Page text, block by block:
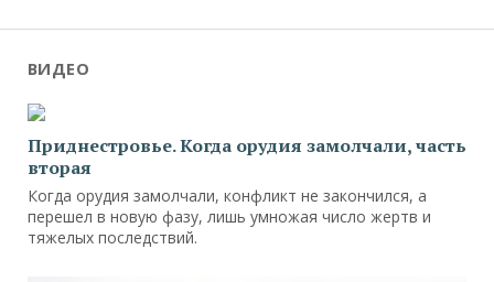
ВИДЕО
Приднестровье. Когда орудия замолчали, часть
вторая
Когда орудия замолчали, конфликт не закончился, а
перешел в новую фазу, лишь умножая число жертв и
тяжелых последствий.